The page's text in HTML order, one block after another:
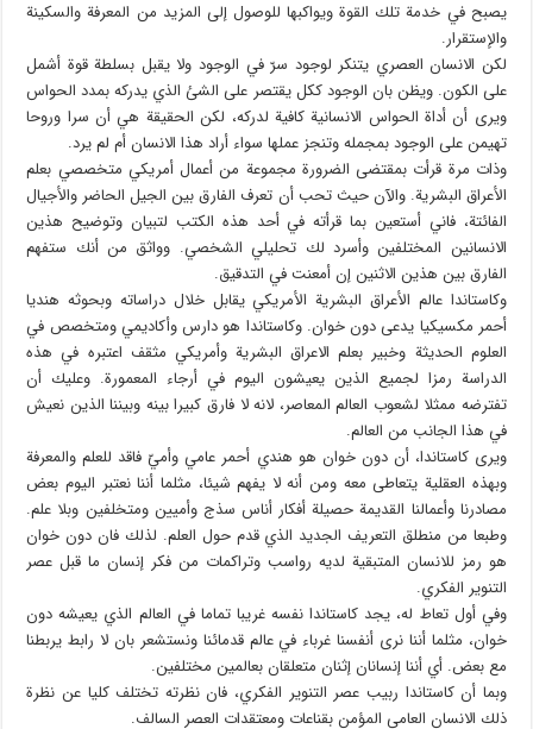
يصبح في خدمة تلك القوة ويواكبها للوصول إلى المزيد من المعرفة والسكينة
والإستقرار.
لكن الانسان العصري يتنكر لوجود سرّ في الوجود ولا يقبل بسلطة قوة أشمل
على الكون. ويظن بان الوجود ككل يقتصر على الشئ الذي يدركه بمدد الحواس
ويرى أن أداة الحواس الانسانية كافية لدركه، لكن الحقيقة هي أن سرا وروحا
تهيمن على الوجود بمجمله وتنجز عملها سواء أراد هذا الانسان أم لم يرد.
وذات مرة قرأت بمقتضى الضرورة مجموعة من أعمال أمريكي متخصصي بعلم
الأعراق البشرية. والآن حيث تحب أن تعرف الفارق بين الجيل الحاضر والأجيال
الفائتة، فاني أستعين بما قرأته في أحد هذه الكتب لتبيان وتوضيح هذين
الانسانين المختلفين وأسرد لك تحليلي الشخصي. وواثق من أنك ستفهم
الفارق بين هذين الاثنين إن أمعنت في التدقيق.
وكاستاندا عالم الأعراق البشرية الأمريكي يقابل خلال دراساته وبحوثه هنديا
أحمر مكسيكيا يدعى دون خوان. وكاستاندا هو دارس وأكاديمي ومتخصص في
العلوم الحديثة وخبير بعلم الاعراق البشرية وأمريكي مثقف اعتبره في هذه
الدراسة رمزا لجميع الذين يعيشون اليوم في أرجاء المعمورة. وعليك أن
تفترضه ممثلا لشعوب العالم المعاصر، لانه لا فارق كبيرا بينه وبيننا الذين نعيش
في هذا الجانب من العالم.
ويرى كاستاندا، أن دون خوان هو هندي أحمر عامي وأميّ فاقد للعلم والمعرفة
وبهذه العقلية يتعاطى معه ومن أنه لا يفهم شيئا، مثلما أننا نعتبر اليوم بعض
مصادرنا وأعمالنا القديمة حصيلة أفكار أناس سذج وأميين ومتخلفين وبلا علم.
وطبعا من منطلق التعريف الجديد الذي قدم حول العلم. لذلك فان دون خوان
هو رمز للانسان المتبقية لديه رواسب وتراكمات من فكر إنسان ما قبل عصر
التنوير الفكري.
وفي أول تعاط له، يجد كاستاندا نفسه غريبا تماما في العالم الذي يعيشه دون
خوان، مثلما أننا نرى أنفسنا غرباء في عالم قدمائنا ونستشعر بان لا رابط يربطنا
مع بعض. أي أننا إنسانان إثنان متعلقان بعالمين مختلفين.
وبما أن كاستاندا ربيب عصر التنوير الفكري، فان نظرته تختلف كليا عن نظرة
ذلك الانسان العامي المؤمن بقناعات ومعتقدات العصر السالف.